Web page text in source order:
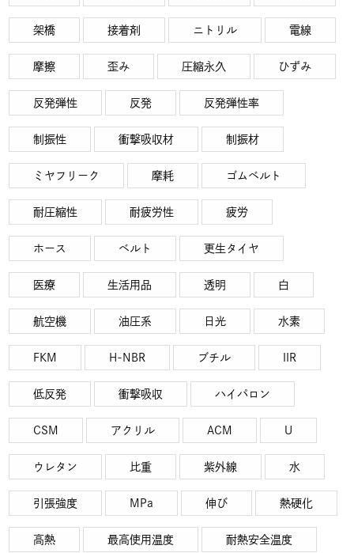
架橋 接着剤 ニトリル 電線
摩擦 歪み 圧縮永久 ひずみ
反発弾性 反発 反発弾性率
制振性 衝撃吸収材 制振材
ミヤフリーク 摩耗 ゴムベルト
耐圧縮性 耐疲労性 疲労
ホース ベルト 更生タイヤ
医療 生活用品 透明 白
航空機 油圧系 日光 水素
FKM H-NBR ブチル IIR
低反発 衝撃吸収 ハイパロン
CSM アクリル ACM U
ウレタン 比重 紫外線 水
引張強度 MPa 伸び 熱硬化
高熱 最高使用温度 耐熱安全温度